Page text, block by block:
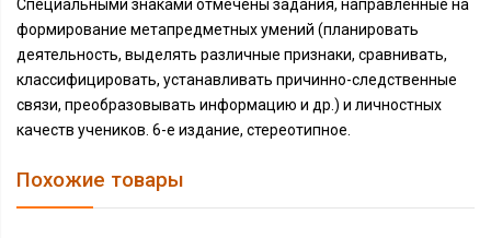
Специальными знаками отмечены задания, направленные на
формирование метапредметных умений (планировать
деятельность, выделять различные признаки, сравнивать,
классифицировать, устанавливать причинно-следственные
связи, преобразовывать информацию и др.) и личностных
качеств учеников. 6-е издание, стереотипное.
Похожие товары